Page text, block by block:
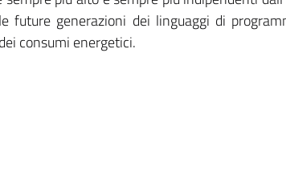
future generazioni dei linguaggi di
consumi energetici.